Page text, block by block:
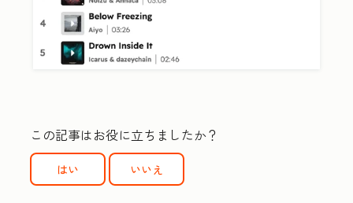
この記事はお役に立ちましたか？
はい いいえ